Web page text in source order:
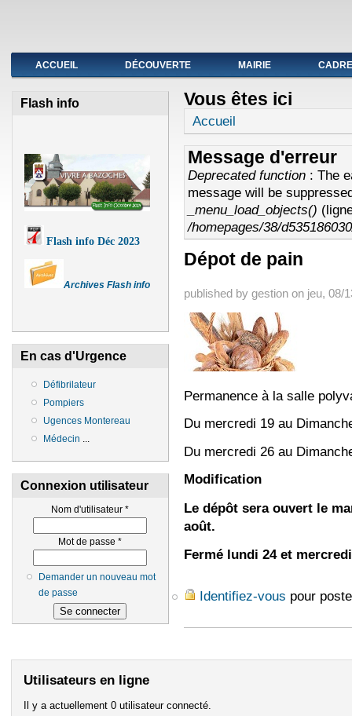
Fermeture de l'agence postale du 19 au avril
ACCUEIL DÉCOUVERTE MAIRIE
Flash info
Flash info Déc 2023
Archives Flash info
En cas d'Urgence
Défibrilateur
Pompiers
Ugences Montereau
Médecin ...
Connexion utilisateur
Nom d'utilisateur*
Mot de passe*
Demander un nouveau mot
de passe
Vous êtes ici
Accueil
Message d'erreur
Deprecated function: The
message will be
_menu_load_objects()
/homepages/38/
Dépot de pain
published by gestionon jeu, 08/
Permanence à la salle
Du mercredi 19 au
Du mercredi 26 au
Modification
Le dépôt sera ouvert le
août.
Fermé lundi 24 et
Identifiez-vous pour
Utilisateurs en ligne
Il y a actuellement 0 utilisateur connecté.